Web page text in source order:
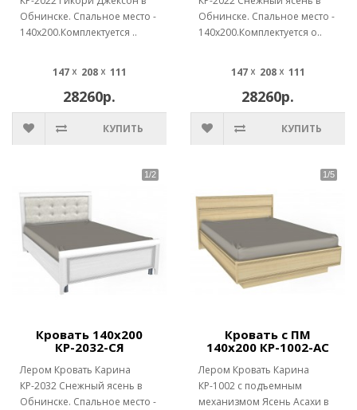
Обнинске. Спальное место -
140х200.Комплектуется ..
147 ☓ 208 ☓ 111
28260р.
КУПИТЬ
Обнинске. Спальное место -
140х200.Комплектуется о..
147 ☓ 208 ☓ 111
28260р.
КУПИТЬ
Кровать 140х200
КР-2032-СЯ
Лером Кровать Карина
КР-2032 Снежный ясень в
Обнинске. Спальное место -
Кровать с ПМ
140х200 КР-1002-АС
Лером Кровать Карина
КР-1002 с подъемным
механизмом Ясень Асахи в